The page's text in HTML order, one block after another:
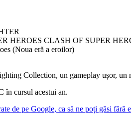
HEROES CLASH OF SUPER
(Noua eră a eroilor)
Collection, un gameplay ușor,
în cursul acestui an.
de pe Google, ca să ne poți găsi fără